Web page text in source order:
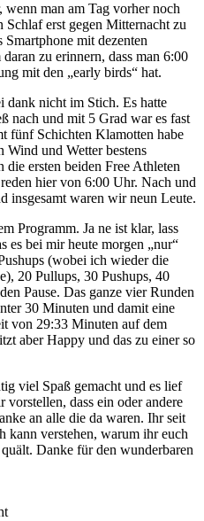
wenn man am Tag vorher noch
erst gegen Mitternacht zu
mit dezenten
zu erinnern, dass man 6:00
mit den „early birds“ hat.
dank nicht im Stich. Es hatte
nach und mit 5 Grad war es fast
fünf Schichten Klamotten habe
Wind und Wetter bestens
ersten beiden Free Athleten
hier von 6:00 Uhr. Nach und
insgesamt waren wir neun Leute.
Programm. Ja ne ist klar, lass
es bei mir heute morgen „nur“
(wobei ich wieder die
20 Pullups, 30 Pushups, 40
Pause. Das ganze vier Runden
30 Minuten und damit eine
von 29:33 Minuten auf dem
aber Happy und das zu einer so
viel Spaß gemacht und es lief
vorstellen, dass ein oder andere
an alle die da waren. Ihr seit
verstehen, warum ihr euch
Danke für den wunderbaren